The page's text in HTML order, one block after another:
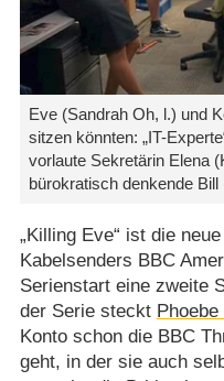
Eve (Sandrah Oh, l.) und
sitzen könnten: „IT-
vorlaute Sekretärin Elena
bürokratisch denkende Bill
„Killing Eve“ ist die
Kabelsenders BBC
Serienstart eine zweite
der Serie steckt
Konto schon die BBC
geht, in der sie auch